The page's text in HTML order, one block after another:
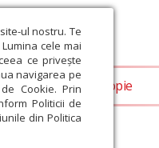
ul nostru. Te
cele mai
ce privește
navigarea pe
Cookie. Prin
Politicii de
din Politica
Opinii Filantropie